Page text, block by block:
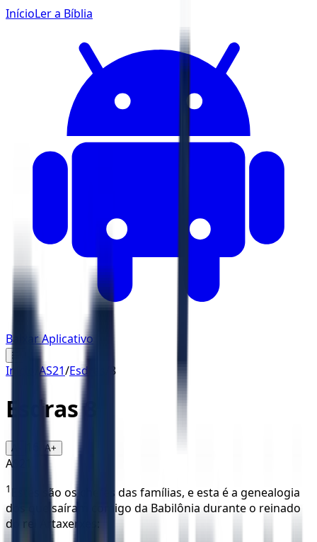
InícioLer a Bíblia
Baixar Aplicativo
☰
Início AS21/Esdras 8
Esdras 8
A- A+
AS21
1
Estes são os chefes das famílias, e esta é a genealogia
dos que saíram comigo da Babilônia durante o reinado
do rei Artaxerxes: